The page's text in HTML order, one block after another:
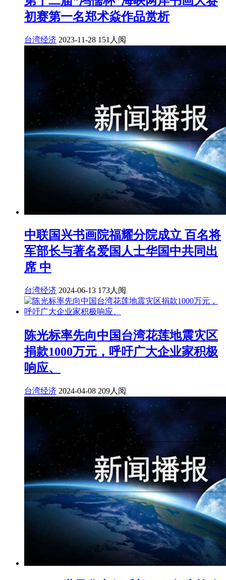
初赛第一名郑术焱作品赏析
台湾经济 2023-11-28 151人阅
中联国兴书画院福耀分院成立 百名将
军部长与著名爱国人士华国中共同出
席 中
台湾经济 2024-06-13 173人阅
陈光标率先向中国台湾花莲地震灾区
捐款1000万元，呼吁广大企业家积极
响应、
台湾经济 2024-04-08 209人阅